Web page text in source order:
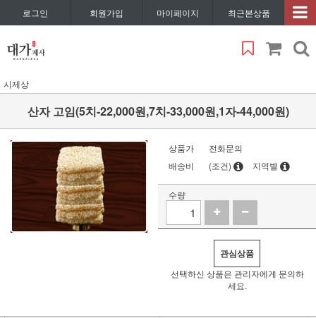
로그인 회원가입 마이페이지 최근본상품
시제상
산자 고임(5치-22,000원,7치-33,000원,1자-44,000원)
상품가
전화문의
배송비
(조건) 지역별
수량
관심상품
선택하신 상품은 관리자에게 문의하
세요.